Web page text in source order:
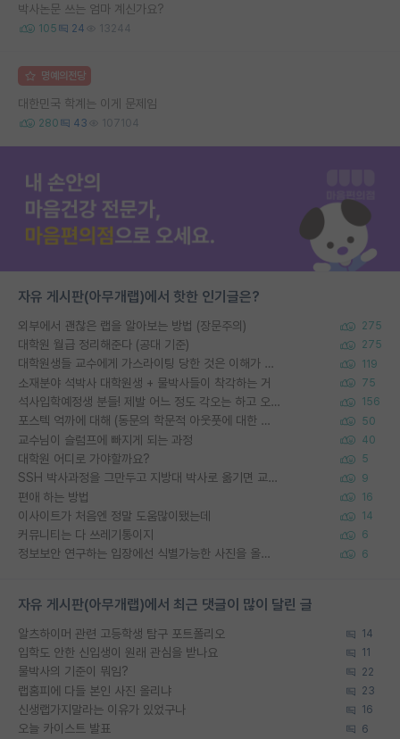
박사논문 쓰는 엄마 계신가요?
105 24 13244
명예의전당
대한민국 학계는 이게 문제임
280 43 107104
자유 게시판(아무개랩)에서 핫한 인기글은?
외부에서 괜찮은 랩을 알아보는 방법 (장문주의) 275
대학원 월급 정리해준다 (공대 기준) 275
대학원생들 교수에게 가스라이팅 당한 것은 이해가 갑니다. 안타깝네요. 119
소재분야 석박사 대학원생 + 물박사들이 착각하는 거 75
석사입학예정생 분들! 제발 어느 정도 각오는 하고 오세요. 156
포스텍 억까에 대해 (동문의 학문적 아웃풋에 대한 반박) 50
교수님이 슬럼프에 빠지게 되는 과정 40
대학원 어디로 가야할까요? 5
SSH 박사과정을 그만두고 지방대 박사로 옮기면 교수의 꿈은 끝일까요? 9
편애 하는 방법 16
이사이트가 처음엔 정말 도움많이됐는데 14
커뮤니티는 다 쓰레기통이지 6
정보보안 연구하는 입장에선 식별가능한 사진을 올리는건 비추이긴함 6
자유 게시판(아무개랩)에서 최근 댓글이 많이 달린 글
알츠하이머 관련 고등학생 탐구 포트폴리오 14
입학도 안한 신입생이 원래 관심을 받나요 11
물박사의 기준이 뭐임? 22
랩홈피에 다들 본인 사진 올리냐 23
신생랩가지말라는 이유가 있었구나 16
오늘 카이스트 발표 6